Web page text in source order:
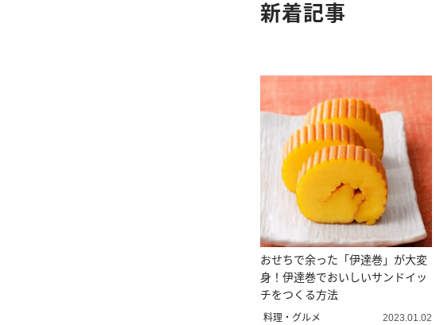
新着記事
おせちで余った「伊達巻」が大変
身！伊達巻でおいしいサンドイッ
チをつくる方法
料理・グルメ 2023.01.02